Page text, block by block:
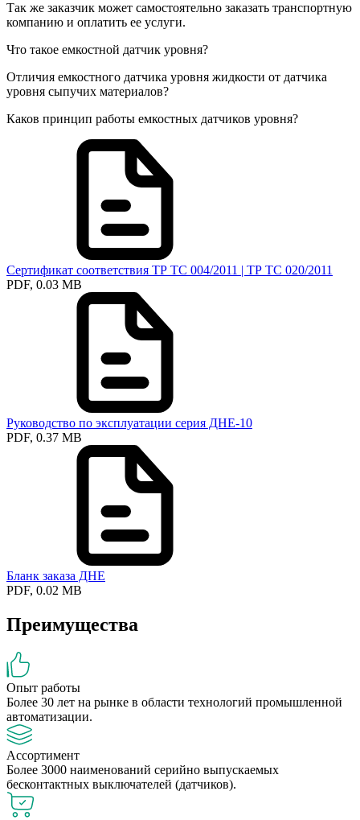
Так же заказчик может самостоятельно заказать транспортную
компанию и оплатить ее услуги.
Что такое емкостной датчик уровня?
Отличия емкостного датчика уровня жидкости от датчика
уровня сыпучих материалов?
Каков принцип работы емкостных датчиков уровня?
Сертификат соответствия ТР ТС 004/2011 | ТР ТС 020/2011
PDF, 0.03 MB
Руководство по эксплуатации серия ДНЕ-10
PDF, 0.37 MB
Бланк заказа ДНЕ
PDF, 0.02 MB
Преимущества
Опыт работы
Более 30 лет на рынке в области технологий промышленной
автоматизации.
Ассортимент
Более 3000 наименований серийно выпускаемых
бесконтактных выключателей (датчиков).